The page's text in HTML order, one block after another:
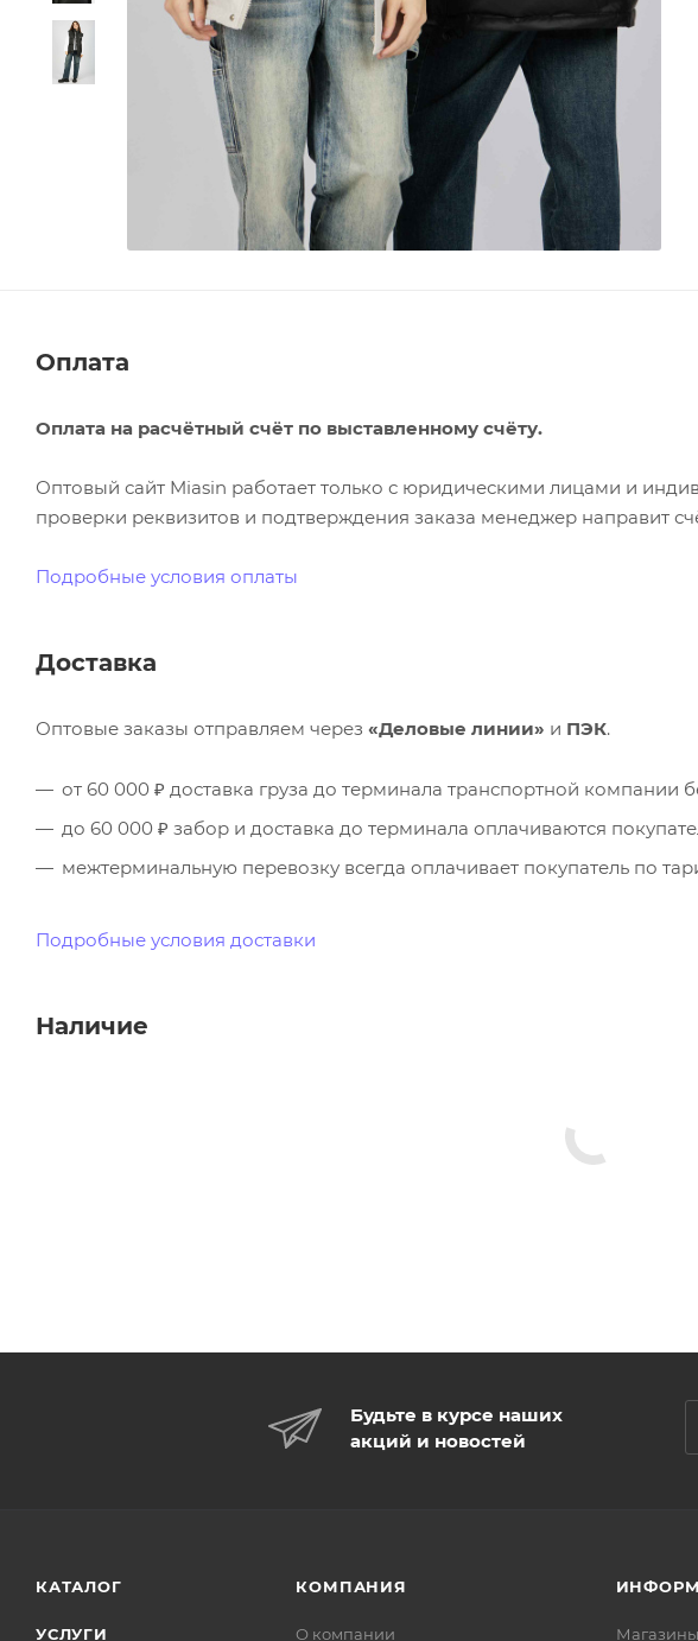
Оплата
Оплата на расчётный счёт по выставленному счёту.
Оптовый сайт Miasin работает только с юридическими лицами и
проверки реквизитов и подтверждения заказа менеджер направит
Подробные условия оплаты
Доставка
Оптовые заказы отправляем через «Деловые линии» и ПЭК.
от 60 000 ₽ доставка груза до терминала транспортной компании
до 60 000 ₽ забор и доставка до терминала оплачиваются
межтерминальную перевозку всегда оплачивает покупатель по
Подробные условия доставки
Наличие
Будьте в курсе наших
акций и новостей
КАТАЛОГ
УСЛУГИ
КОМПАНИЯ
О компании Магазины